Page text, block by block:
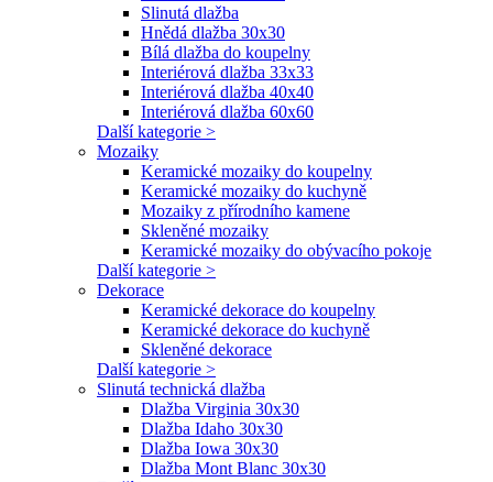
Slinutá dlažba
Hnědá dlažba 30x30
Bílá dlažba do koupelny
Interiérová dlažba 33x33
Interiérová dlažba 40x40
Interiérová dlažba 60x60
Další kategorie >
Mozaiky
Keramické mozaiky do koupelny
Keramické mozaiky do kuchyně
Mozaiky z přírodního kamene
Skleněné mozaiky
Keramické mozaiky do obývacího pokoje
Další kategorie >
Dekorace
Keramické dekorace do koupelny
Keramické dekorace do kuchyně
Skleněné dekorace
Další kategorie >
Slinutá technická dlažba
Dlažba Virginia 30x30
Dlažba Idaho 30x30
Dlažba Iowa 30x30
Dlažba Mont Blanc 30x30